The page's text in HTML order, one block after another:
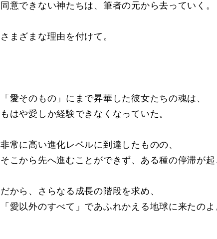
同意できない神たちは、筆者の元から去っていく。
さまざまな理由を付けて。
「愛そのもの」にまで昇華した彼女たちの魂は、
もはや愛しか経験できなくなっていた。
非常に高い進化レベルに到達したものの、
そこから先へ進むことができず、ある種の停滞が起
だから、さらなる成長の階段を求め、
「愛以外のすべて」であふれかえる地球に来たのよ